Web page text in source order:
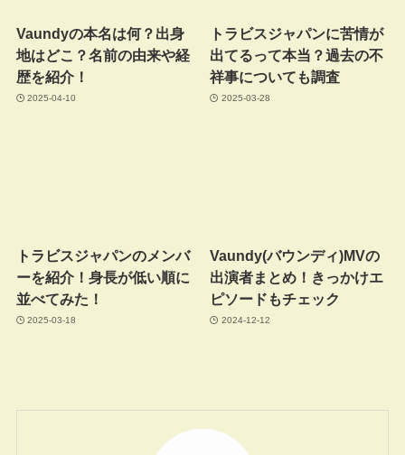
Vaundyの本名は何？出身
地はどこ？名前の由来や経
歴を紹介！
2025-04-10
トラビスジャパンに苦情が
出てるって本当？過去の不
祥事についても調査
2025-03-28
トラビスジャパンのメンバ
ーを紹介！身長が低い順に
並べてみた！
2025-03-18
Vaundy(バウンディ)MVの
出演者まとめ！きっかけエ
ピソードもチェック
2024-12-12